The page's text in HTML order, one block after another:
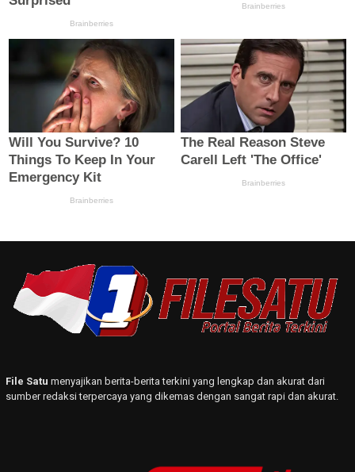
File Satu menyajikan berita-berita terkini yang lengkap dan akurat dari
sumber redaksi terpercaya yang dikemas dengan sangat rapi dan akurat.